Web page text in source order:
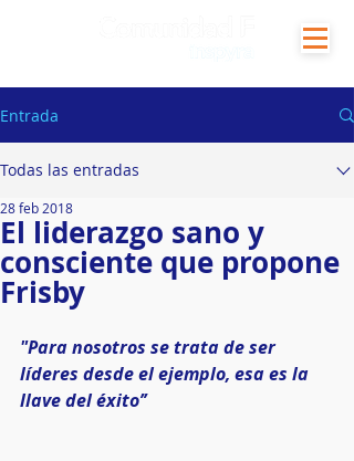
Entrada
Todas las entradas
El liderazgo sano y
consciente que propone
Frisby
28 feb 2018
"Para nosotros se trata de ser
líderes desde el ejemplo, esa es la
llave del éxito’’